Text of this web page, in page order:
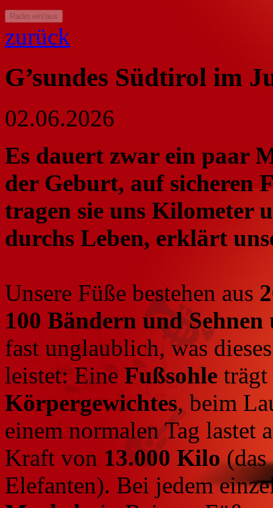
Radio ein/aus
zurück
G’sundes Südtirol im
02.06.2026
Es dauert zwar ein paar
der Geburt, auf sicheren
tragen sie uns Kilometer
durchs Leben, erklärt
Unsere Füße bestehen aus
100 Bändern und Sehnen
fast unglaublich, was
leistet: Eine Fußsohle trägt
Körpergewichtes, beim
einem normalen Tag lastet
Kraft von 13.000 Kilo
Elefanten). Bei jedem